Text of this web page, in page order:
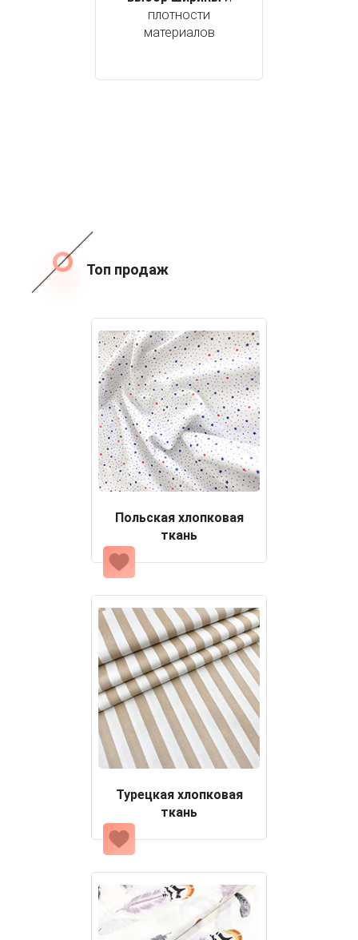
плотности
материалов
Топ продаж
Польская хлопковая
ткань
Турецкая хлопковая
ткань